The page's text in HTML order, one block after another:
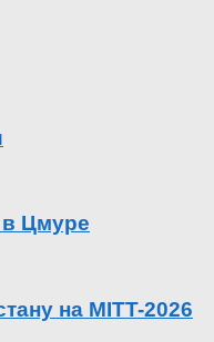
в Цмуре
на MITT-2026